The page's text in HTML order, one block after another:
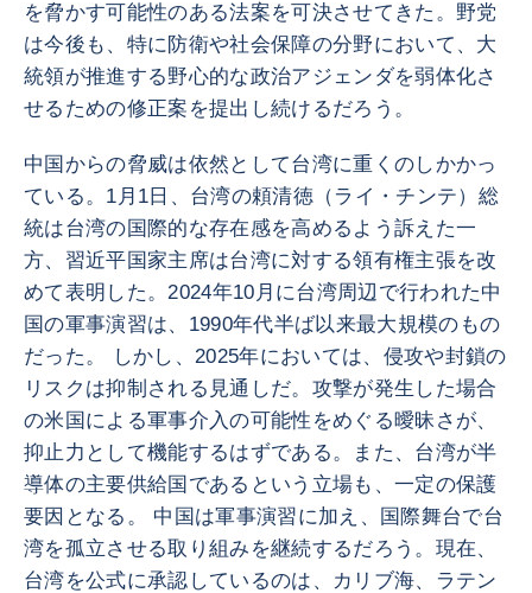
を脅かす可能性のある法案を可決させてきた。野党
は今後も、特に防衛や社会保障の分野において、大
統領が推進する野心的な政治アジェンダを弱体化さ
せるための修正案を提出し続けるだろう。
中国からの脅威は依然として台湾に重くのしかかっ
ている。1月1日、台湾の頼清徳（ライ・チンテ）総
統は台湾の国際的な存在感を高めるよう訴えた一
方、習近平国家主席は台湾に対する領有権主張を改
めて表明した。2024年10月に台湾周辺で行われた中
国の軍事演習は、1990年代半ば以来最大規模のもの
だった。 しかし、2025年においては、侵攻や封鎖の
リスクは抑制される見通しだ。攻撃が発生した場合
の米国による軍事介入の可能性をめぐる曖昧さが、
抑止力として機能するはずである。また、台湾が半
導体の主要供給国であるという立場も、一定の保護
要因となる。 中国は軍事演習に加え、国際舞台で台
湾を孤立させる取り組みを継続するだろう。現在、
台湾を公式に承認しているのは、カリブ海、ラテン